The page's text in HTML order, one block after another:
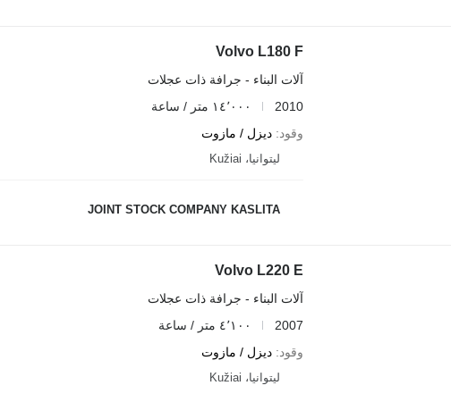
Volvo L180 F
آلات البناء - جرافة ذات عجلات
2010
١٤٬٠٠٠ متر / ساعة
وقود
ديزل / مازوت
ليتوانيا، Kužiai
JOINT STOCK COMPANY KASLITA
Volvo L220 E
آلات البناء - جرافة ذات عجلات
2007
٤٬١٠٠ متر / ساعة
وقود
ديزل / مازوت
ليتوانيا، Kužiai